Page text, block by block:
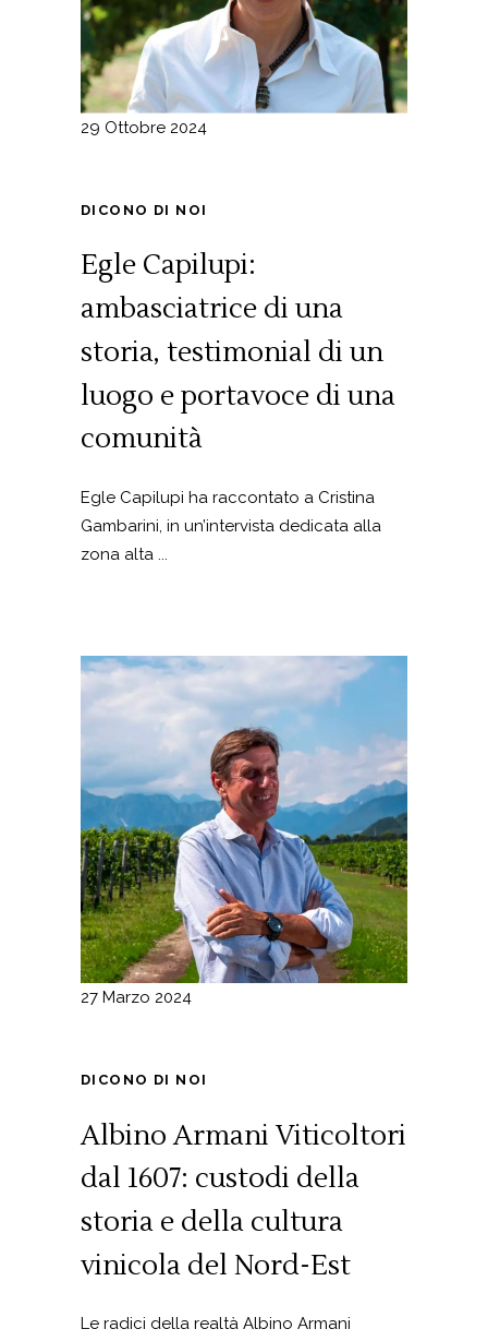
29 Ottobre 2024
DICONO DI NOI
Egle Capilupi:
ambasciatrice di una
storia, testimonial di un
luogo e portavoce di una
comunità
Egle Capilupi ha raccontato a Cristina
Gambarini, in un’intervista dedicata alla
zona alta ...
27 Marzo 2024
DICONO DI NOI
Albino Armani Viticoltori
dal 1607: custodi della
storia e della cultura
vinicola del Nord-Est
Le radici della realtà Albino Armani